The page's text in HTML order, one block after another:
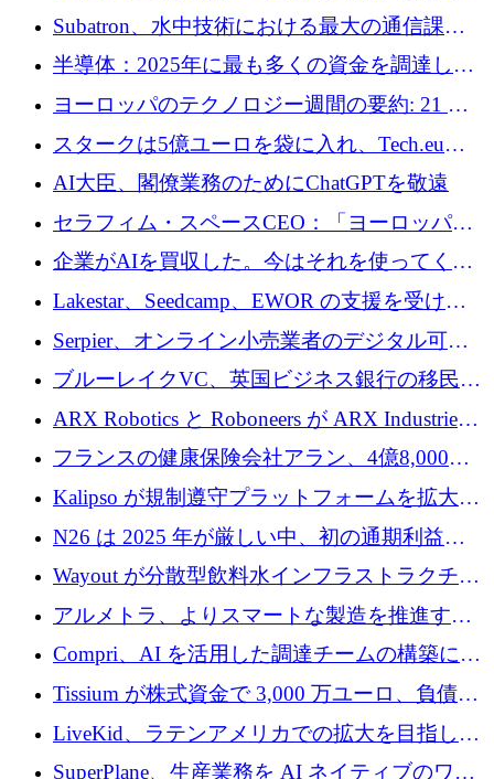
Macrodata Labs はそれを解決したいと考えて
Subatron、水中技術における最大の通信課題
の 1 つに取り組むために 16 万 2,000 ユーロを
半導体：2025年に最も多くの資金を調達した
10社
ヨーロッパのテクノロジー週間の要約: 21 億
ユーロの取引と Tech.eu Funding Explorer
スタークは5億ユーロを袋に入れ、Tech.eu
Funding Explorerの立ち上げ、そしてルクセン
ブルクの大きな野望
AI大臣、閣僚業務のためにChatGPTを敬遠
セラフィム・スペースCEO：「ヨーロッパは
追いつきつつある」
企業がAIを買収した。今はそれを使ってくれ
る人々が必要です
Lakestar、Seedcamp、EWOR の支援を受け、
SE3 が自律システム用の空間 AI プラットフォ
ームを発表
Serpier、オンライン小売業者のデジタル可視
性向上を支援するために 140 万ユーロを調達
ブルーレイクVC、英国ビジネス銀行の移民主
導スタートアップ支援で初のファンド獲得に
ARX Robotics と Roboneers が ARX Industries
を設立し、無人地上車両の生産を拡大
フランスの健康保険会社アラン、4億8,000万
ユーロの資金調達ラウンドで合意
Kalipso が規制遵守プラットフォームを拡大す
るために 320 万ドルを調達
N26 は 2025 年が厳しい中、初の通期利益を
達成
Wayout が分散型飲料水インフラストラクチャ
プラットフォームを拡張するために 242 万ユ
ーロを調達
アルメトラ、よりスマートな製造を推進する
ためにシリーズ A で 1,630 万ユーロを確保
Compri、AI を活用した調達チームの構築に
320 万ユーロを確保
Tissium が株式資金で 3,000 万ユーロ、負債で
3,000 万ユーロを調達
LiveKid、ラテンアメリカでの拡大を目指して
Aldea を買収
SuperPlane、生産業務を AI ネイティブのワー